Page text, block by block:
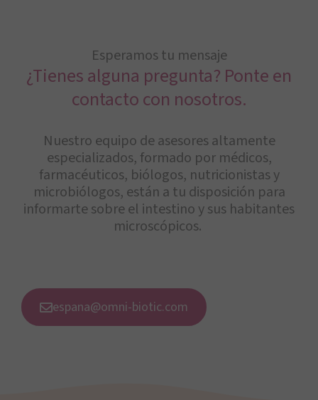
Esperamos tu mensaje
¿Tienes alguna pregunta? Ponte en
contacto con nosotros.
Nuestro equipo de asesores altamente
especializados, formado por médicos,
farmacéuticos, biólogos, nutricionistas y
microbiólogos, están a tu disposición para
informarte sobre el intestino y sus habitantes
microscópicos.
espana@omni-biotic.com